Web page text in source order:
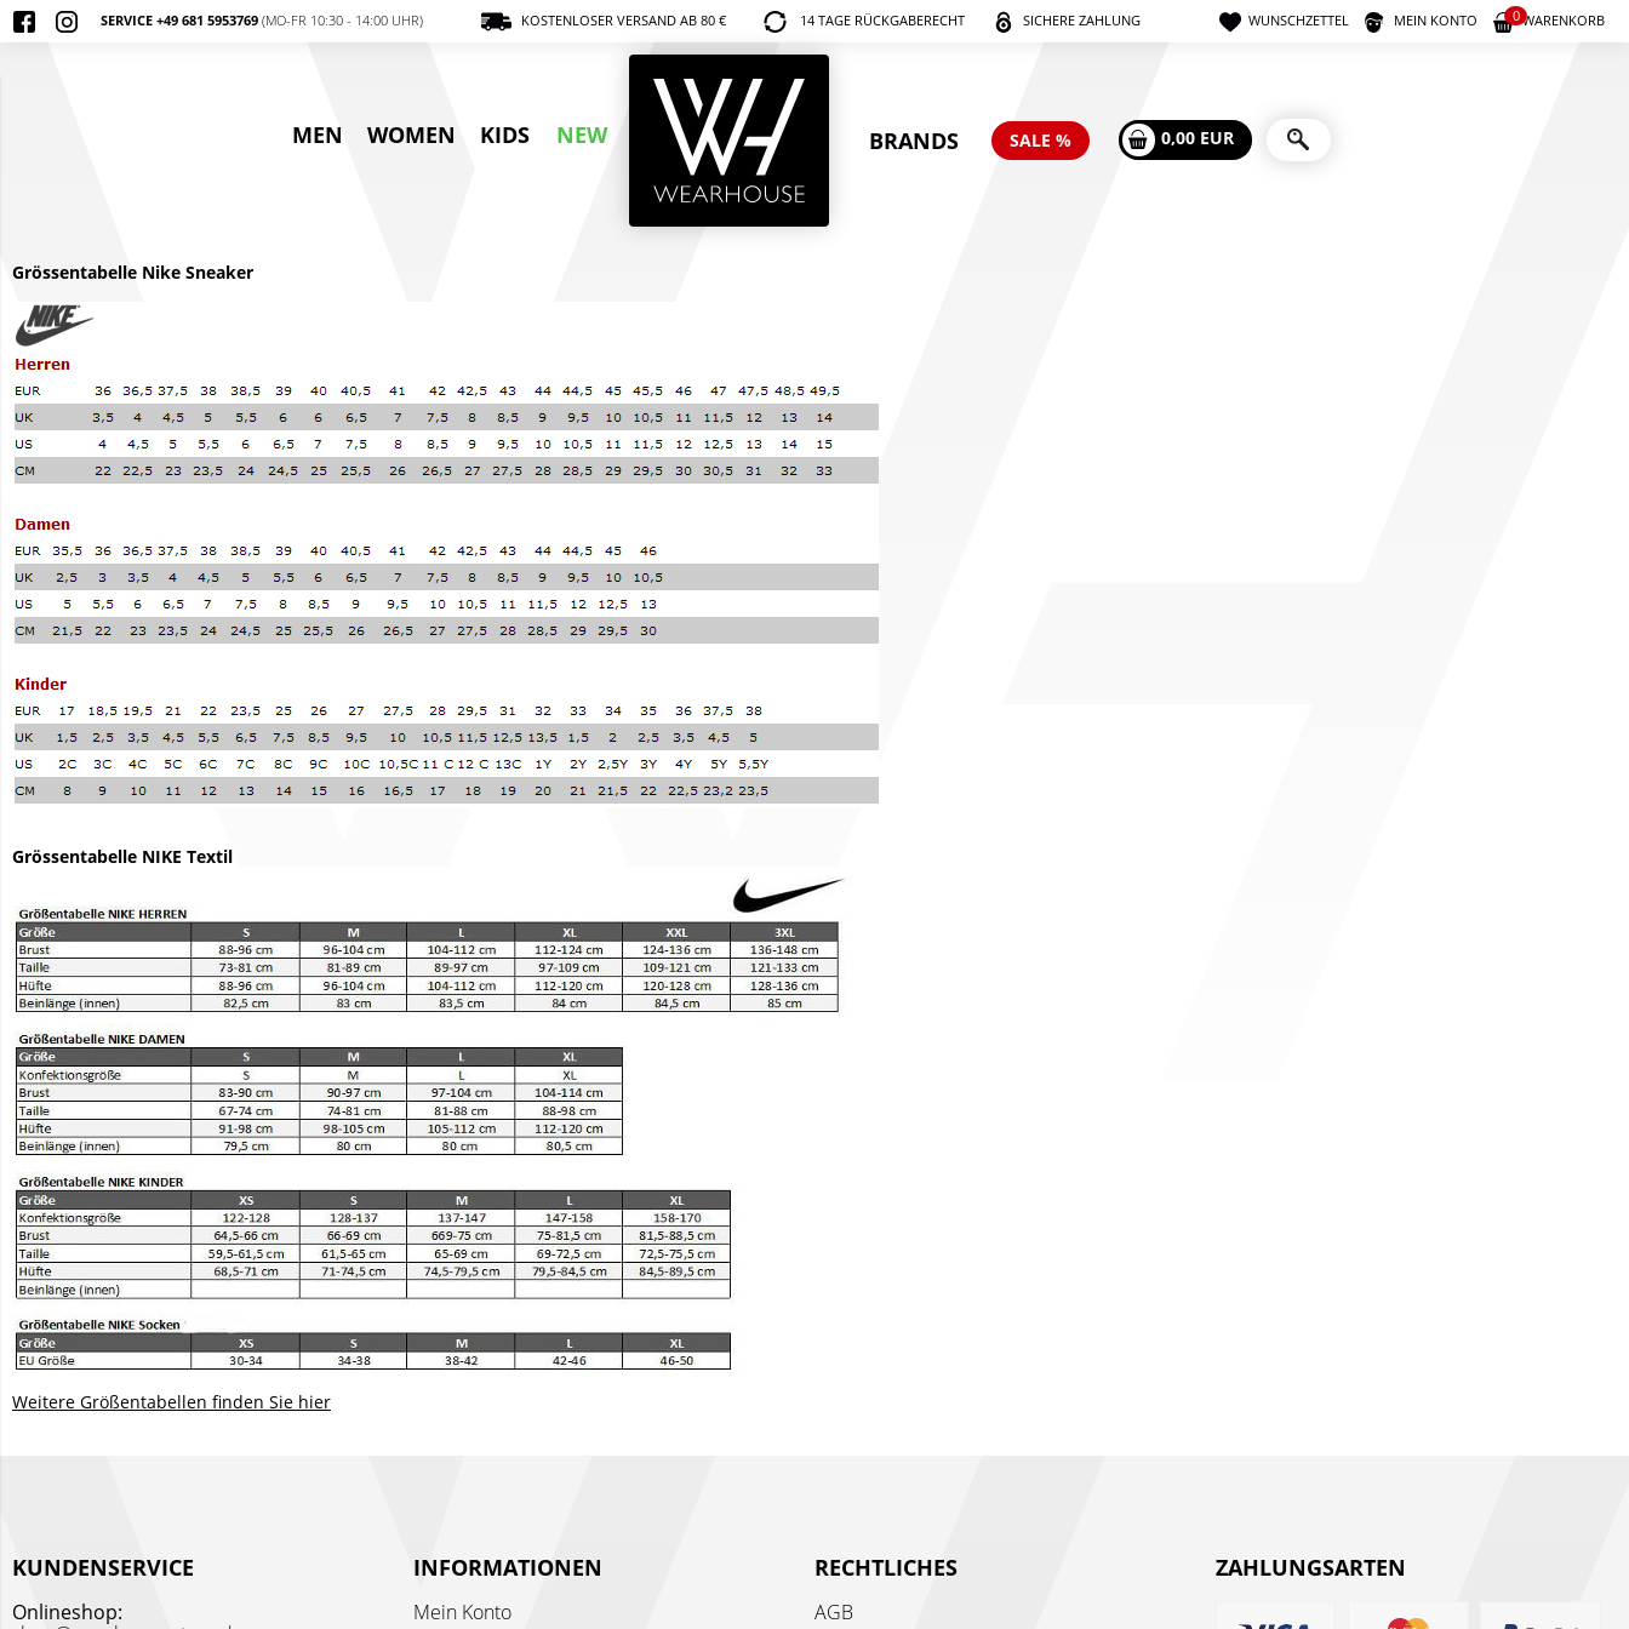
SERVICE +49 681 5953769 (MO-FR 10:30 - 14:00 UHR) KOSTENLOSER VERSAND AB 80 € 14 TAGE RÜCKGABERECHT SICHERE ZAHLUNG WUNSCHZETTEL MEIN KONTO 0WARENKORB
MEN WOMEN KIDS NEW BRANDS SALE % 0,00 EUR
Grössentabelle Nike Sneaker
Grössentabelle NIKE Textil
Weitere Größentabellen finden Sie hier
KUNDENSERVICE
Onlineshop:
INFORMATIONEN
Mein Konto
RECHTLICHES
AGB
ZAHLUNGSARTEN